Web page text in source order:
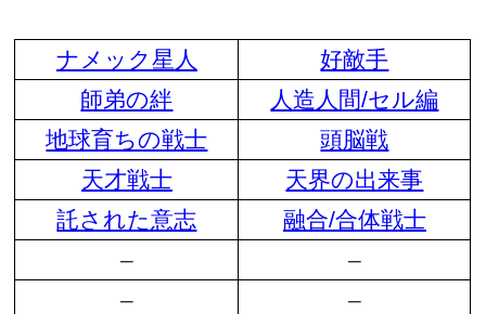
ナメック星人
好敵手
師弟の絆
人造人間/セル編
地球育ちの戦士
頭脳戦
天才戦士
天界の出来事
託された意志
融合/合体戦士
–
–
–
–